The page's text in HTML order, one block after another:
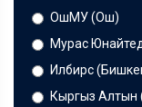
ОшМУ (Ош)
Мурас
Илбирс
Кыргыз Алтын